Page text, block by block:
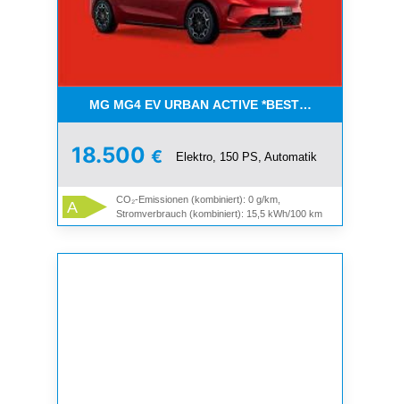
MG MG4 EV URBAN ACTIVE
18.500 € Elektro, 150 PS, Automatik
A
CO₂-Emissionen (kombiniert): 0 g/km,
Stromverbrauch (kombiniert): 15,5 kWh/100 km